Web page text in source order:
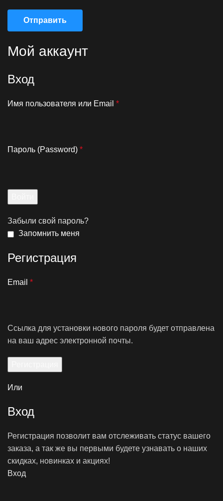
Отправить
Мой аккаунт
Вход
Имя пользователя или Email *
Пароль (Password) *
Забыли свой пароль?
Запомнить меня
Регистрация
Email *
Ссылка для установки нового пароля будет отправлена
​​на ваш адрес электронной почты.
Или
Вход
Регистрация позволит вам отслеживать статус вашего
заказа, а так же вы первыми будете узнавать о наших
скидках, новинках и акциях!
Вход